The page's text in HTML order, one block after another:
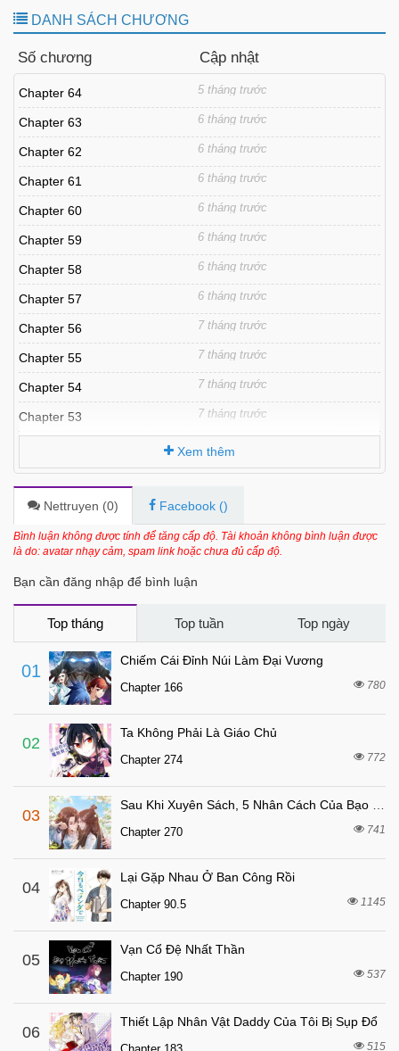
DANH SÁCH CHƯƠNG
Số chương Cập nhật
Chapter 64 5 tháng trước
Chapter 63 6 tháng trước
Chapter 62 6 tháng trước
Chapter 61 6 tháng trước
Chapter 60 6 tháng trước
Chapter 59 6 tháng trước
Chapter 58 6 tháng trước
Chapter 57 6 tháng trước
Chapter 56 7 tháng trước
Chapter 55 7 tháng trước
Chapter 54 7 tháng trước
Chapter 53 7 tháng trước
Chapter 51 7 tháng trước
Chapter 50 7 tháng trước
Chapter 49 7 tháng trước
7 tháng trước
Chapter 46 7 tháng trước
Chapter 45
Chapter 44
Chapter 43
Chapter 42 7 tháng trước
Chapter 41
Chapter 40
Chapter 39
Chapter 38 7 tháng trước
Chapter 37 7 tháng trước
Chapter 36
Chapter 35 7 tháng trước
Chapter 34
Chapter 33 7 tháng trước
Chapter 32 7 tháng trước
Xem thêm
Nettruyen (0) Facebook ()
Bình luận không được tính để tăng cấp độ. Tài khoản không bình luận được
là do: avatar nhạy cảm, spam link hoặc chưa đủ cấp độ.
Bạn cần đăng nhập để bình luận
Top tháng Top tuần Top ngày
01
Chiếm Cái Đỉnh Núi Làm Đại Vương
Chapter 166 780
02
Ta Không Phải Là Giáo Chủ
Chapter 274 772
03
Chapter 270 741
04
Lại Gặp Nhau Ở Ban Công Rồi
Chapter 90.5 1145
05
Vạn Cổ Đệ Nhất Thần
Chapter 190 537
06
Thiết Lập Nhân Vật Daddy Của Tôi Bị Sụp Đổ
515